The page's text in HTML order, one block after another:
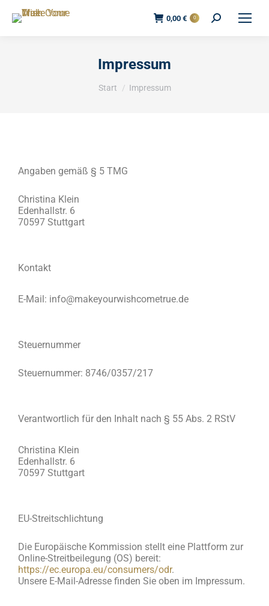
0,00 € 0
Impressum
Start Impressum
Angaben gemäß § 5 TMG
Christina Klein
Edenhallstr. 6
70597 Stuttgart
Kontakt
E-Mail: info@makeyourwishcometrue.de
Steuernummer
Steuernummer: 8746/0357/217
Verantwortlich für den Inhalt nach § 55 Abs. 2 RStV
Christina Klein
Edenhallstr. 6
70597 Stuttgart
EU-Streitschlichtung
Die Europäische Kommission stellt eine Plattform zur
Online-Streitbeilegung (OS) bereit:
https://ec.europa.eu/consumers/odr.
Unsere E-Mail-Adresse finden Sie oben im Impressum.